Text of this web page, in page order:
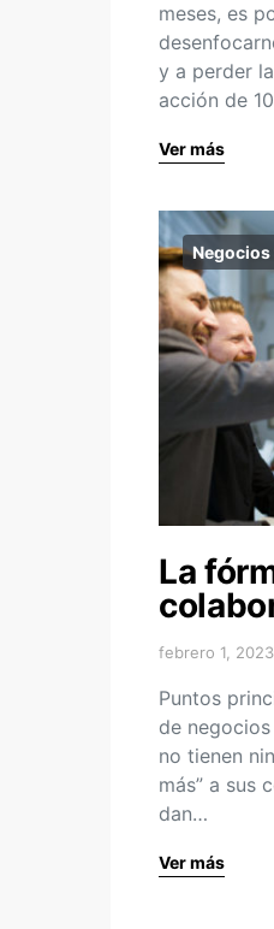
meses, es
y a perder
acción de
Ver más
Negocios
La
febrero 1, 2023
Puntos
de
no tienen
más” a sus
dan…
Ver más